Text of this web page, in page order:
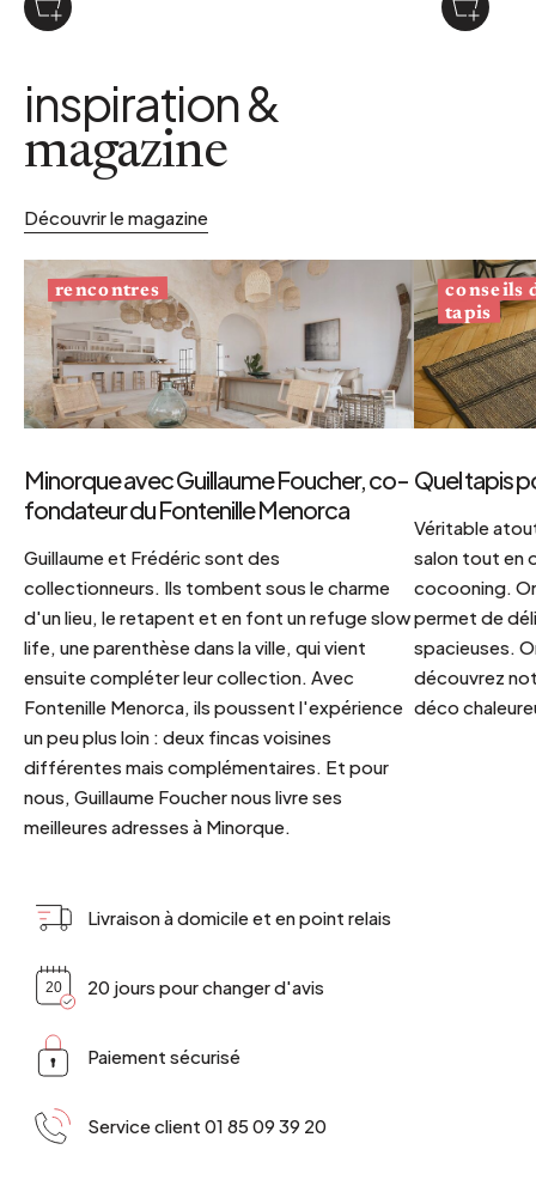
inspiration &
magazine
Découvrir le magazine
rencontres
Minorque avec Guillaume Foucher, co-
fondateur du Fontenille Menorca
Guillaume et Frédéric sont des
collectionneurs. Ils tombent sous le charme
d'un lieu, le retapent et en font un refuge slow
life, une parenthèse dans la ville, qui vient
ensuite compléter leur collection. Avec
Fontenille Menorca, ils poussent l'expérience
un peu plus loin : deux fincas voisines
différentes mais complémentaires. Et pour
nous, Guillaume Foucher nous livre ses
meilleures adresses à Minorque.
conseils
tapis
Quel tapis
Véritable
salon tout en
cocooning.
permet de
spacieuses.
découvrez
déco
Livraison à domicile et en point relais
20 jours pour changer d'avis
Paiement sécurisé
Service client 01 85 09 39 20